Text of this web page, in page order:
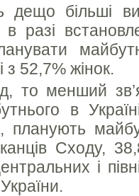
дещо більші
в разі
з 52,7% жінок.
то менший
в
планують
Сходу,
і